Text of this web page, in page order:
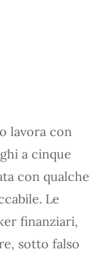
lavora con
a cinque
con qualche
Le
finanziari,
sotto falso